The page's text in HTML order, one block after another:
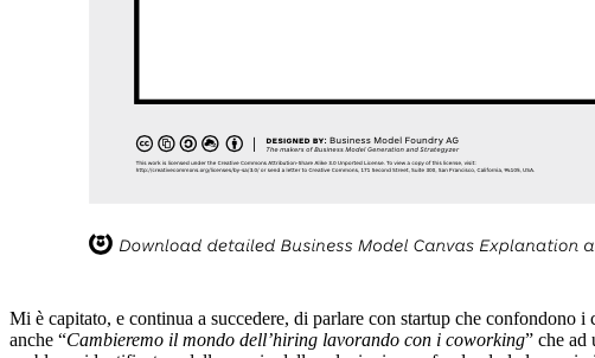
Mi è capitato, e continua a succedere, di parlare con startup che confondono
anche “Cambieremo il mondo dell’hiring lavorando con i coworking” che ad